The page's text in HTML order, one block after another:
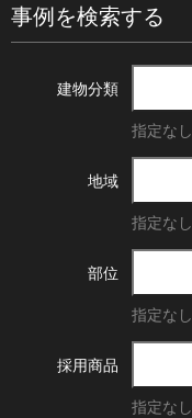
事例を検索する
建物分類
指定なし
地域
指定なし
部位
指定なし
採用商品
指定なし